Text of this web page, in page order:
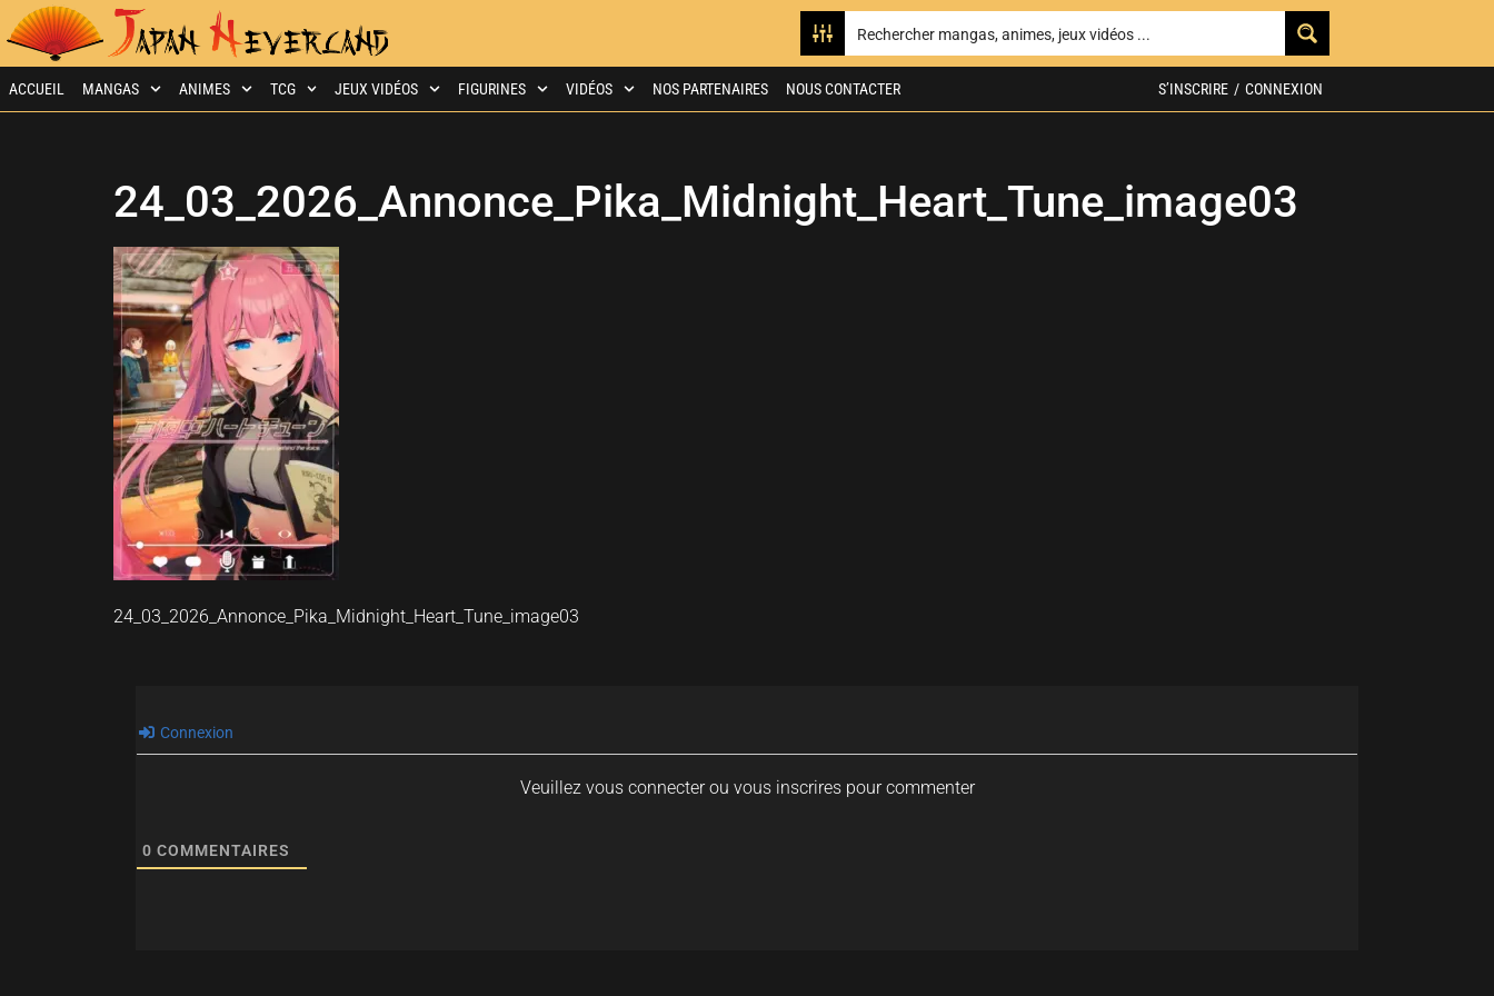
ACCUEIL MANGAS ANIMES TCG JEUX VIDÉOS FIGURINES VIDÉOS NOS PARTENAIRES NOUS CONTACTER S’INSCRIRE / CONNEXION
24_03_2026_Annonce_Pika_Midnight_Heart_Tune_image03
24_03_2026_Annonce_Pika_Midnight_Heart_Tune_image03
Connexion
Veuillez vous connecter ou vous inscrires pour commenter
0 COMMENTAIRES